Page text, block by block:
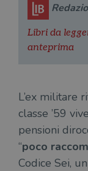
Libri da
anteprima
L’ex militare
classe ’59
pensioni
“poco
Codice Sei,